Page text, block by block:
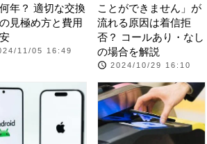
年？ 適切な交換
見極め方と費用
11/05 16:49
ことができません」が
流れる原因は着信拒
否？ コールあり・なし
の場合を解説
2024/10/29 16:10